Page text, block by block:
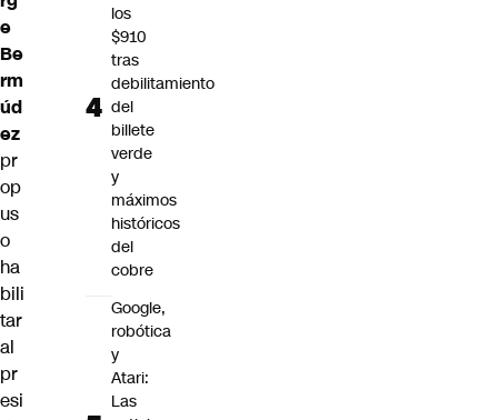
e
Be
rm
úd
ez
pr
op
us
o
ha
bili
tar
al
pr
esi
los
$910
tras
debilitamiento
del
billete
verde
y
máximos
históricos
del
cobre
Google,
robótica
y
Atari:
Las